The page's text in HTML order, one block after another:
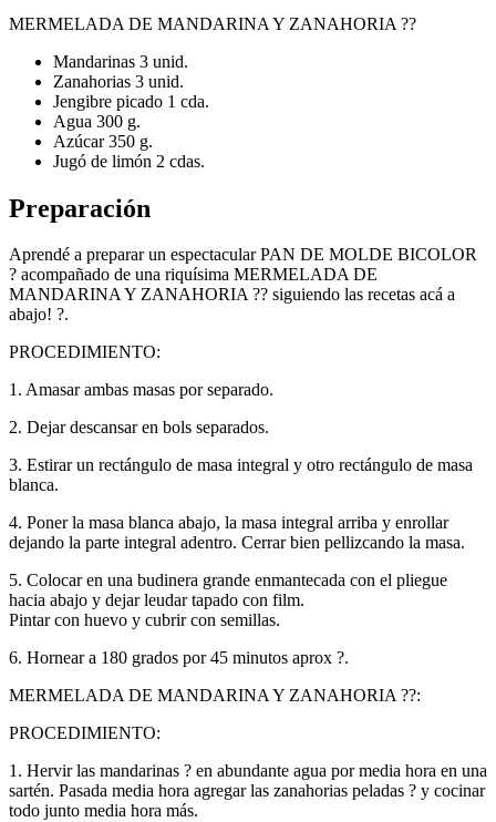
MERMELADA DE MANDARINA Y ZANAHORIA ??
Mandarinas 3 unid.
Zanahorias 3 unid.
Jengibre picado 1 cda.
Agua 300 g.
Azúcar 350 g.
Jugó de limón 2 cdas.
Preparación
Aprendé a preparar un espectacular PAN DE MOLDE BICOLOR
? acompañado de una riquísima MERMELADA DE
MANDARINA Y ZANAHORIA ?? siguiendo las recetas acá a
abajo! ?.
PROCEDIMIENTO:
1. Amasar ambas masas por separado.
2. Dejar descansar en bols separados.
3. Estirar un rectángulo de masa integral y otro rectángulo de masa
blanca.
4. Poner la masa blanca abajo, la masa integral arriba y enrollar
dejando la parte integral adentro. Cerrar bien pellizcando la masa.
5. Colocar en una budinera grande enmantecada con el pliegue
hacia abajo y dejar leudar tapado con film.
Pintar con huevo y cubrir con semillas.
6. Hornear a 180 grados por 45 minutos aprox ?.
MERMELADA DE MANDARINA Y ZANAHORIA ??:
PROCEDIMIENTO:
1. Hervir las mandarinas ? en abundante agua por media hora en una
sartén. Pasada media hora agregar las zanahorias peladas ? y cocinar
todo junto media hora más.